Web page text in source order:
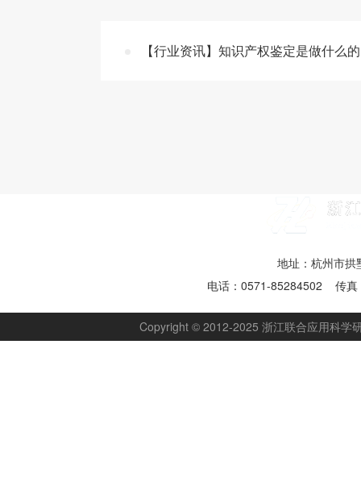
【行业资讯】知识产权鉴定是做什么
地址：杭州市拱
电话：0571-85284502 传
Copyright © 2012-2025 浙江联合应用科